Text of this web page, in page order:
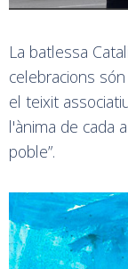
La batlessa
celebracions
el teixit
l'ànima de cada
poble”.